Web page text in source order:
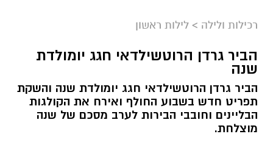
רכילות ולילה > לילות ראשון
הביר גרדן הרוטשילדאי חגג יומולדת
שנה
הביר גרדן הרוטשילדאי חגג יומולדת שנה והשקת
תפריט חדש בשבוע החולף ואירח את הקולגות
הבליינים וחובבי הבירות לערב מסכם של שנה
מוצלחת.